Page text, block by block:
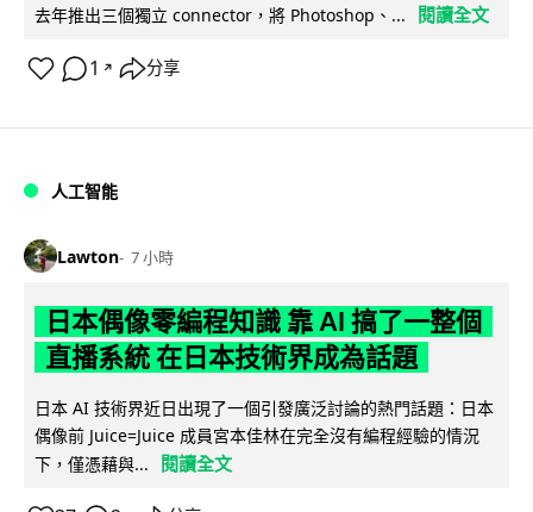
去年推出三個獨立 connector，將 Photoshop、...
閱讀全文
1 ↗ 分享
人工智能
Lawton 7 小時
日本偶像零編程知識 靠 AI 搞了一整個
直播系統 在日本技術界成為話題
日本 AI 技術界近日出現了一個引發廣泛討論的熱門話題：日本
偶像前 Juice=Juice 成員宮本佳林在完全沒有編程經驗的情況
下，僅憑藉與...
閱讀全文